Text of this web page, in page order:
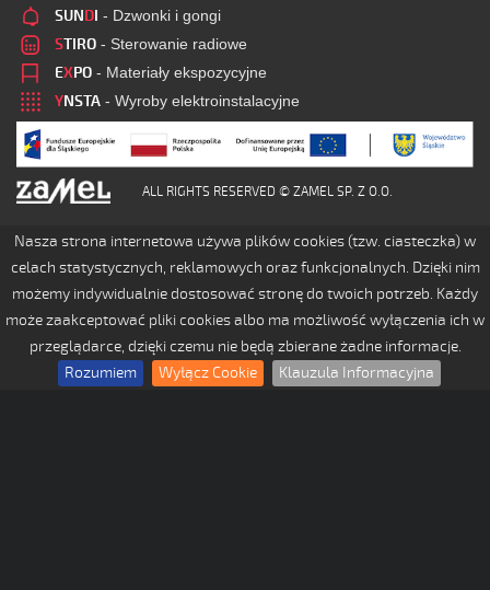
SUNDI - Dzwonki i gongi
STIRO - Sterowanie radiowe
EXPO - Materiały ekspozycyjne
YNSTA - Wyroby elektroinstalacyjne
ALL RIGHTS RESERVED © ZAMEL SP. Z O.O.
Nasza strona internetowa używa plików cookies (tzw. ciasteczka) w
celach statystycznych, reklamowych oraz funkcjonalnych. Dzięki nim
możemy indywidualnie dostosować stronę do twoich potrzeb. Każdy
może zaakceptować pliki cookies albo ma możliwość wyłączenia ich w
przeglądarce, dzięki czemu nie będą zbierane żadne informacje.
Rozumiem
Wyłącz Cookie Klauzula Informacyjna